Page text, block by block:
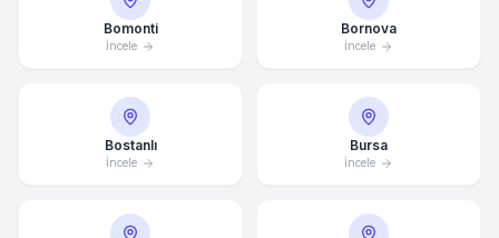
Bomonti
İncele
Bornova
İncele
Bostanlı
İncele
Bursa
İncele